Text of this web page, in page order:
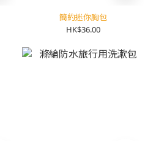
簡約迷你胸包
HK$36.00